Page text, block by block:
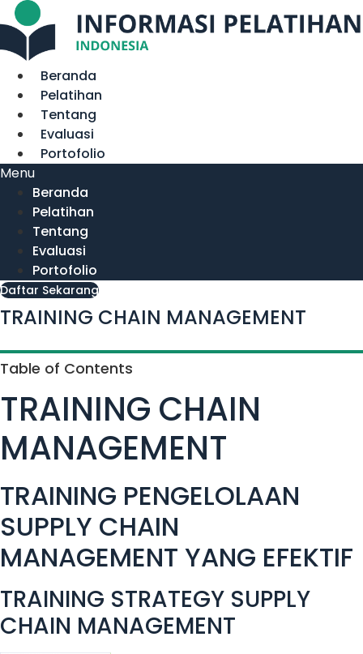
Lewati
ke
konten
Beranda
Pelatihan
Tentang
Evaluasi
Portofolio
Menu
Beranda
Pelatihan
Tentang
Evaluasi
Portofolio
Daftar Sekarang
TRAINING CHAIN MANAGEMENT
Table of Contents
TRAINING CHAIN
MANAGEMENT
TRAINING PENGELOLAAN
SUPPLY CHAIN
MANAGEMENT YANG EFEKTIF
TRAINING STRATEGY SUPPLY
CHAIN MANAGEMENT